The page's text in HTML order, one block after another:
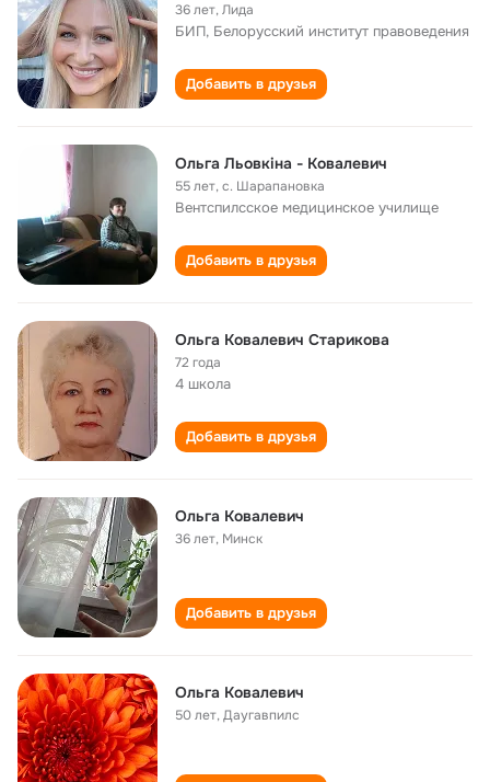
36 лет,Лида
БИП, Белорусский институт правоведения
Добавить в друзья
Ольга Льовкіна - Ковалевич
55 лет,с. Шарапановка
Вентспилсское медицинское училище
Добавить в друзья
Ольга Ковалевич Старикова
72 года
4 школа
Добавить в друзья
Ольга Ковалевич
36 лет, Минск
Добавить в друзья
Ольга Ковалевич
50 лет,Даугавпилс